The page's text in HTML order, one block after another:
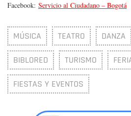
Facebook: Servicio al Ciudadano – Bogotá
MÚSICA TEATRO DANZA
BIBLORED TURISMO
FIESTAS Y EVENTOS